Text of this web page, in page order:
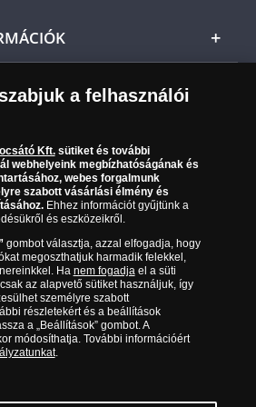
harmadik félnek nem
az Adatvédelmi törvény (1992.
hatályos rendelkezéseinek
ügyfeleinek személyes adatait.
és értéke
hétfőtől csütörtökig 9.00 és 17.00
9.00 és 15.00 óra között)
a felhasználói
Kft.sütiket és további
webhelyeink megbízhatóságának és
webes forgalmunk
szabott vásárlási élmény és
Ehhez információt gyűjtünk a
és eszközeikről.
gombot választja, azzal elfogadja, hogy
megoszthatjuk harmadik felekkel,
Ha nem fogadjael a süti
az alapvető sütiket használjuk, így
személyre szabott
részletekért és a beállítások
a „Beállítások” gombot. A
módosíthatja. További információért
.